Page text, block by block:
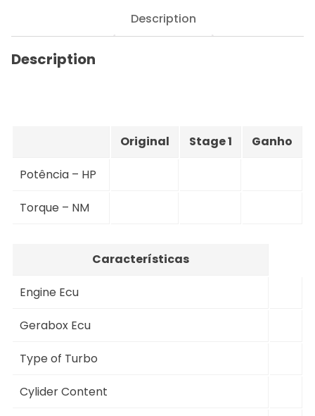
Description
Description
Original Stage 1 Ganho
Potência – HP
Torque – NM
Características
Engine Ecu
Gerabox Ecu
Type of Turbo
Cylider Content